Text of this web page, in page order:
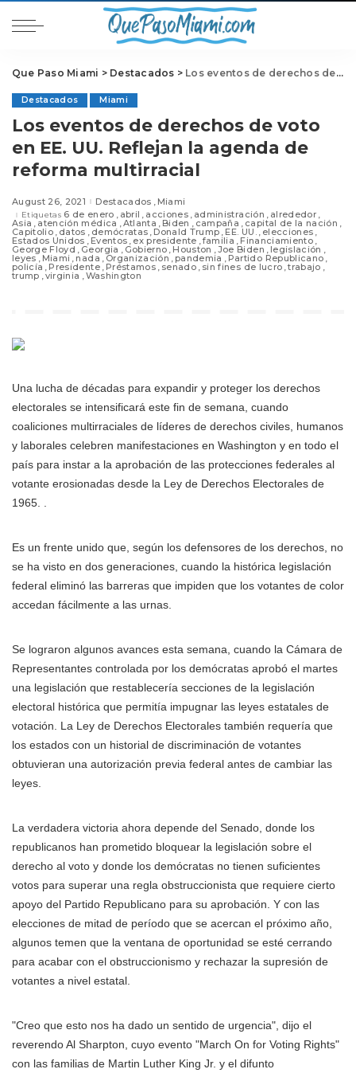
Que Paso Miami > Destacados > Los eventos de derechos de voto en EE. UU. Reflejan la agenda de reforma multirracial
Destacados Miami
Los eventos de derechos de voto
en EE. UU. Reflejan la agenda de
reforma multirracial
August 26, 2021 Destacados Miami
Etiquetas 6 de enero abril acciones administración alrededor
Asia atención médica Atlanta Biden campaña capital de la nación
Capitolio datos demócratas Donald Trump EE. UU. elecciones
Estados Unidos Eventos ex presidente familia Financiamiento
George Floyd Georgia Gobierno Houston Joe Biden legislación
leyes Miami nada Organización pandemia Partido Republicano
policía Presidente Préstamos senado sin fines de lucro trabajo
trump virginia Washington
Una lucha de décadas para expandir y proteger los derechos
electorales se intensificará este fin de semana, cuando
coaliciones multirraciales de líderes de derechos civiles, humanos
y laborales celebren manifestaciones en Washington y en todo el
país para instar a la aprobación de las protecciones federales al
votante erosionadas desde la Ley de Derechos Electorales de
1965. .
Es un frente unido que, según los defensores de los derechos, no
se ha visto en dos generaciones, cuando la histórica legislación
federal eliminó las barreras que impiden que los votantes de color
accedan fácilmente a las urnas.
Se lograron algunos avances esta semana, cuando la Cámara de
Representantes controlada por los demócratas aprobó el martes
una legislación que restablecería secciones de la legislación
electoral histórica que permitía impugnar las leyes estatales de
votación. La Ley de Derechos Electorales también requería que
los estados con un historial de discriminación de votantes
obtuvieran una autorización previa federal antes de cambiar las
leyes.
La verdadera victoria ahora depende del Senado, donde los
republicanos han prometido bloquear la legislación sobre el
derecho al voto y donde los demócratas no tienen suficientes
votos para superar una regla obstruccionista que requiere cierto
apoyo del Partido Republicano para su aprobación. Y con las
elecciones de mitad de período que se acercan el próximo año,
algunos temen que la ventana de oportunidad se esté cerrando
para acabar con el obstruccionismo y rechazar la supresión de
votantes a nivel estatal.
"Creo que esto nos ha dado un sentido de urgencia", dijo el
reverendo Al Sharpton, cuyo evento "March On for Voting Rights"
con las familias de Martin Luther King Jr. y el difunto